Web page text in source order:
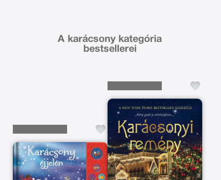
A karácsony kategória
bestsellerei